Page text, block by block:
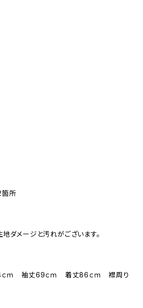
箇所
生地ダメージと汚れがございます。
ｍ 袖丈69ｃｍ 着丈86ｃｍ 襟周り